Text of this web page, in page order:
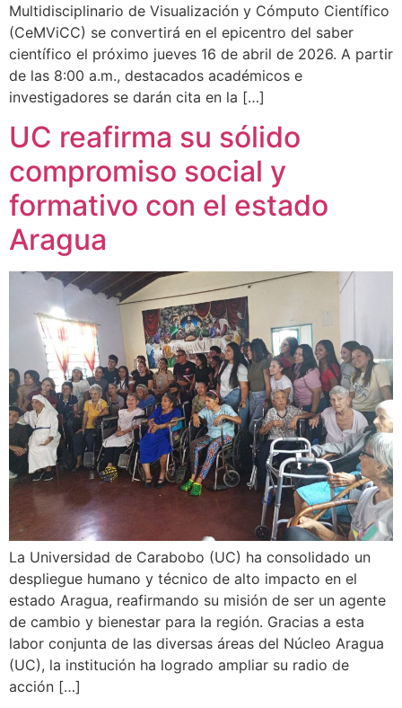
Multidisciplinario de Visualización y Cómputo Científico
(CeMViCC) se convertirá en el epicentro del saber
científico el próximo jueves 16 de abril de 2026. A partir
de las 8:00 a.m., destacados académicos e
investigadores se darán cita en la […]
UC reafirma su sólido
compromiso social y
formativo con el estado
Aragua
La Universidad de Carabobo (UC) ha consolidado un
despliegue humano y técnico de alto impacto en el
estado Aragua, reafirmando su misión de ser un agente
de cambio y bienestar para la región. Gracias a esta
labor conjunta de las diversas áreas del Núcleo Aragua
(UC), la institución ha logrado ampliar su radio de
acción […]